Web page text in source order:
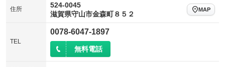
住所
524-0045
滋賀県守山市金森町８５２
MAP
TEL
0078-6047-1897
無料電話